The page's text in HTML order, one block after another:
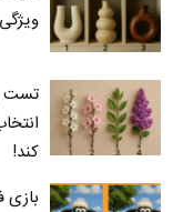
تست
کند!